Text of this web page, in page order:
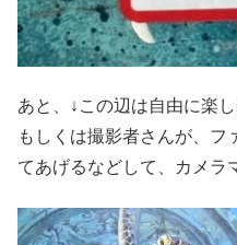
あと、↓この辺は自由に楽し
もしくは撮影者さんが、フ
てあげるなどして、カメラ